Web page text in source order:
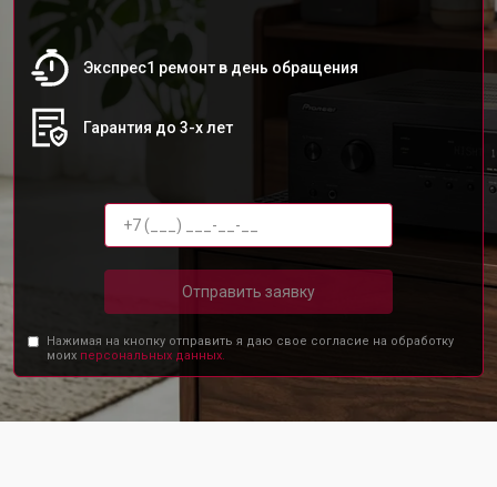
Экспрес1 ремонт в день обращения
Гарантия до 3-х лет
Отправить заявку
Нажимая на кнопку отправить я даю свое согласие на обработку
моих персональных данных.